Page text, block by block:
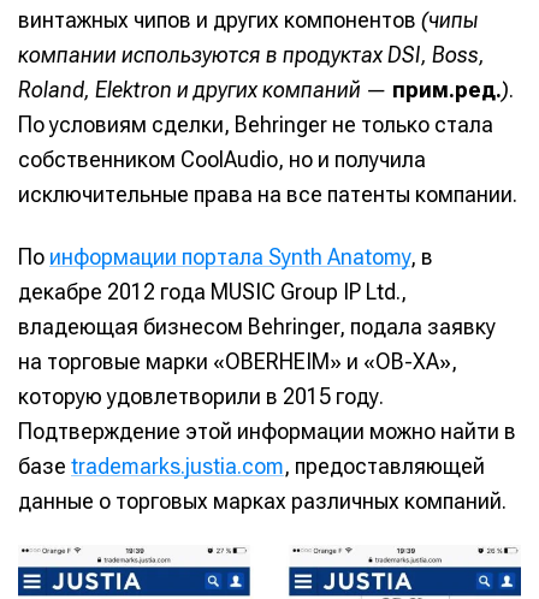
винтажных чипов и других компонентов (чипы
компании используются в продуктах DSI, Boss,
Roland, Elektron и других компаний — прим.ред.).
По условиям сделки, Behringer не только стала
собственником CoolAudio, но и получила
исключительные права на все патенты компании.
По информации портала Synth Anatomy, в
декабре 2012 года MUSIC Group IP Ltd.,
владеющая бизнесом Behringer, подала заявку
на торговые марки «OBERHEIM» и «OB-XA»,
которую удовлетворили в 2015 году.
Подтверждение этой информации можно найти в
базе trademarks.justia.com, предоставляющей
данные о торговых марках различных компаний.